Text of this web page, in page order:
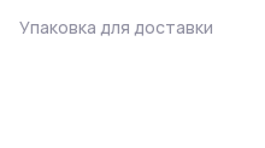
Упаковка для доставки